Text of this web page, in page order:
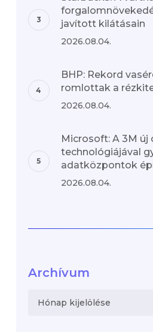
javított kilátásain
2026.08.04.
BHP: Rekord
romlottak a
2026.08.04.
Microsoft: A 3M új
technológiájával
adatközpontok
2026.08.04.
Archívum